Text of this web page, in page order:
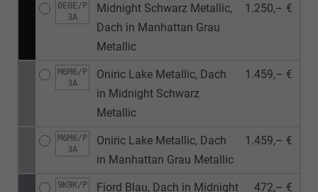
0E0E/P
3A
Midnight Schwarz Metallic,
Dach in Manhattan Grau
Metallic
1.250,– €
M6M6/P
3A
Oniric Lake Metallic, Dach
in Midnight Schwarz
Metallic
1.459,– €
M6M6/P
3A
Oniric Lake Metallic, Dach
in Manhattan Grau Metallic
1.459,– €
9K9K/P
Fiord Blau, Dach in Midnight
472,– €